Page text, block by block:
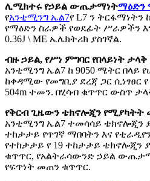
ሊሚክተሩ የኃይል ውጤታማነት
የአንቲሚንግ ኤል7የ L7 ን
የማዕድን ስራዎች የወደፊት ሥራዎችን
0.36J \ ME ኤሌክትሪክ ያስገኛል.
ብዙ ኃይል, የሥነ ምግባር የበላይነት ታላቅ
አንቲሚንግ ኤል7 ከ 9050 ሜትር በላይ
ከቀዳሚው የመግቢያ ደረጃ ጋር ሲነፃፀር የ
504m ተመን. በሂሳብ ቁጥጥር ውስጥ
የቅርብ ጊዜውን ቴክኖሎጂን የሚያካትት
አንቲሚንግ ኤል7 ተመሳሳይ ቴክኖሎጂን
ተከታታይ የጥገኛ ማበባትን እና
የተከታታይ የ 19 ተከታታይ ቴክኖሎጂን
ቁጥጥር, የአልትራሳውንድ ኃይል
የፍጥነት መጠን ቁጥጥር.